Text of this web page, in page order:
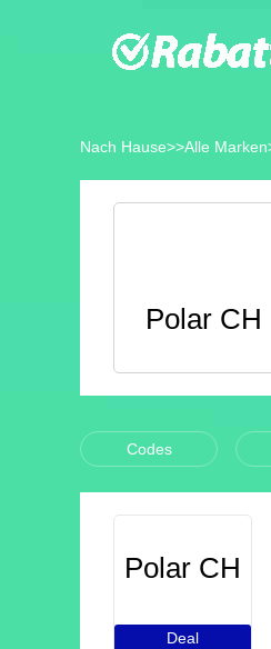
Nach Hause>>Alle Marken
Polar CH
Codes
Polar CH
Deal